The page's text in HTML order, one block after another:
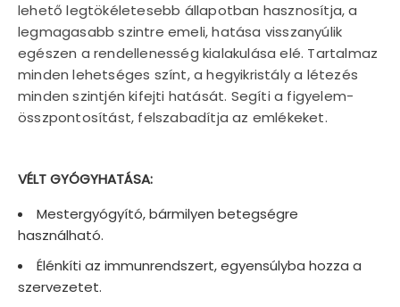
lehető legtökéletesebb állapotban hasznosítja, a
legmagasabb szintre emeli, hatása visszanyúlik
egészen a rendellenesség kialakulása elé. Tartalmaz
minden lehetséges színt, a hegyikristály a létezés
minden szintjén kifejti hatását. Segíti a figyelem-
összpontosítást, felszabadítja az emlékeket.
VÉLT GYÓGYHATÁSA:
Mestergyógyító, bármilyen betegségre
használható.
Élénkíti az immunrendszert, egyensúlyba hozza a
szervezetet.